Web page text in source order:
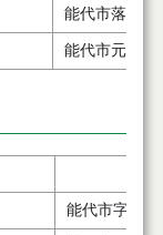
能代市落合字
能代市元町８
能代市字後